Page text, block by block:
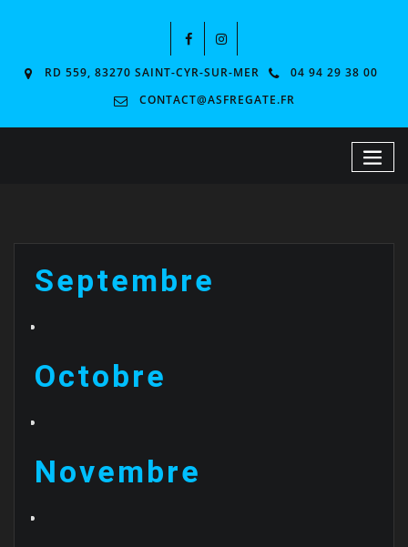
RD 559, 83270 SAINT-CYR-SUR-MER
04 94 29 38 00
CONTACT@ASFREGATE.FR
Septembre
Octobre
Novembre